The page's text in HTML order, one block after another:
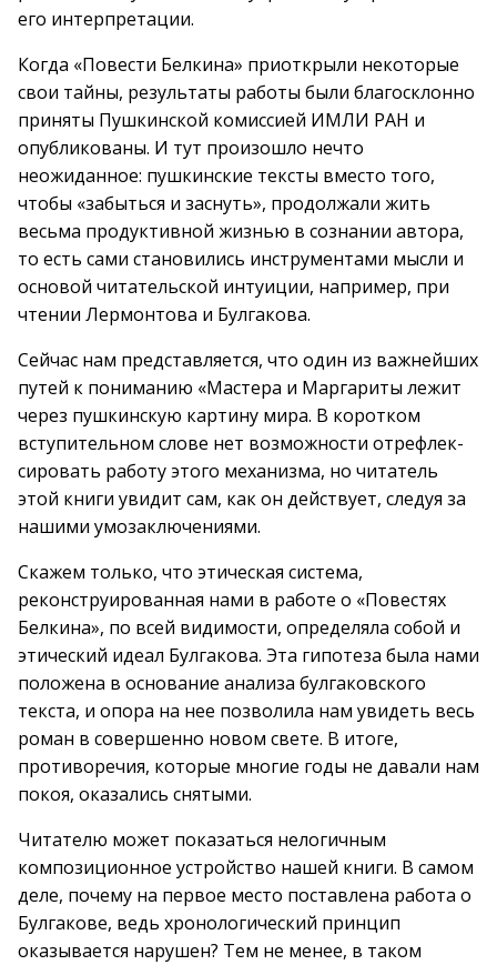
его интерпретации.
Когда «Повести Белкина» приоткрыли некоторые
свои тайны, результаты работы были благосклонно
приняты Пушкинской комиссией ИМЛИ РАН и
опубликованы. И тут произошло нечто
неожиданное: пушкинские тексты вместо того,
чтобы «забыться и заснуть», продолжали жить
весьма продуктивной жизнью в сознании автора,
то есть сами становились инструментами мысли и
основой читательской интуиции, например, при
чтении Лермонтова и Булгакова.
Сейчас нам представляется, что один из важнейших
путей к пониманию «Мастера и Маргариты лежит
через пушкинскую картину мира. В коротком
вступительном слове нет возможности отрефлек-
сировать работу этого механизма, но читатель
этой книги увидит сам, как он действует, следуя за
нашими умозаключениями.
Скажем только, что этическая система,
реконструированная нами в работе о «Повестях
Белкина», по всей видимости, определяла собой и
этический идеал Булгакова. Эта гипотеза была нами
положена в основание анализа булгаковского
текста, и опора на нее позволила нам увидеть весь
роман в совершенно новом свете. В итоге,
противоречия, которые многие годы не давали нам
покоя, оказались снятыми.
Читателю может показаться нелогичным
композиционное устройство нашей книги. В самом
деле, почему на первое место поставлена работа о
Булгакове, ведь хронологический принцип
оказывается нарушен? Тем не менее, в таком